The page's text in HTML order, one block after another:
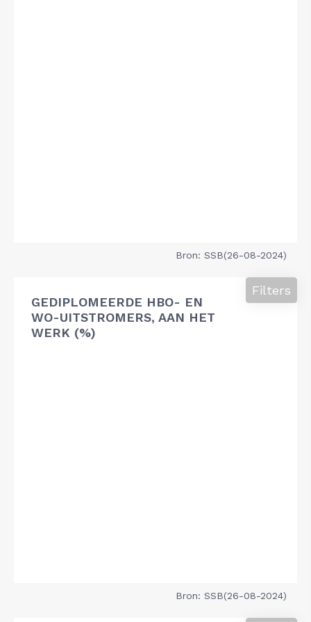
Bron: SSB(26-08-2024)
GEDIPLOMEERDE HBO- EN
WO-UITSTROMERS, AAN HET
WERK (%)
Filters
Bron: SSB(26-08-2024)